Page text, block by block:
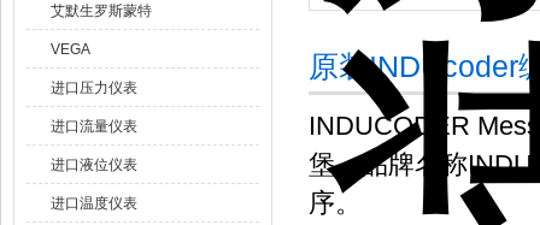
艾默生罗斯蒙特
VEGA
进口压力仪表
进口流量仪表
进口液位仪表
进口温度仪表
原装INDUcoder
INDUCODER
堡。品牌名称
序。